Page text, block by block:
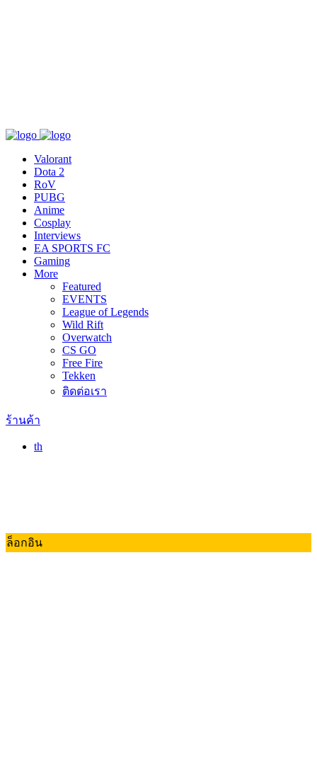
Valorant
Dota 2
RoV
PUBG
Anime
Cosplay
Interviews
EA SPORTS FC
Gaming
More
Featured
EVENTS
League of Legends
Wild Rift
Overwatch
CS GO
Free Fire
Tekken
ติดต่อเรา
ร้านค้า
th
ล็อกอิน